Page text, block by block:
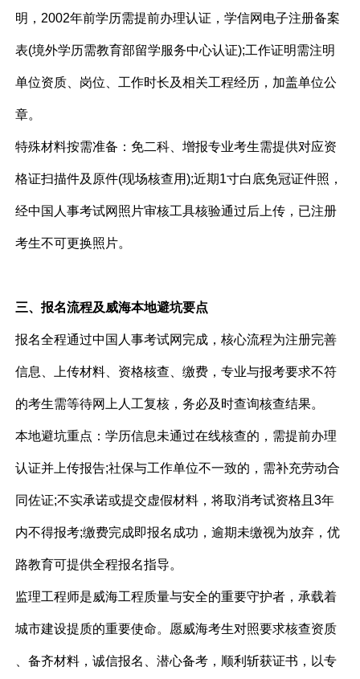
明，2002年前学历需提前办理认证，学信网电子注册备案
表(境外学历需教育部留学服务中心认证);工作证明需注明
单位资质、岗位、工作时长及相关工程经历，加盖单位公
章。
特殊材料按需准备：免二科、增报专业考生需提供对应资
格证扫描件及原件(现场核查用);近期1寸白底免冠证件照，
经中国人事考试网照片审核工具核验通过后上传，已注册
考生不可更换照片。
三、报名流程及威海本地避坑要点
报名全程通过中国人事考试网完成，核心流程为注册完善
信息、上传材料、资格核查、缴费，专业与报考要求不符
的考生需等待网上人工复核，务必及时查询核查结果。
本地避坑重点：学历信息未通过在线核查的，需提前办理
认证并上传报告;社保与工作单位不一致的，需补充劳动合
同佐证;不实承诺或提交虚假材料，将取消考试资格且3年
内不得报考;缴费完成即报名成功，逾期未缴视为放弃，优
路教育可提供全程报名指导。
监理工程师是威海工程质量与安全的重要守护者，承载着
城市建设提质的重要使命。愿威海考生对照要求核查资质
、备齐材料，诚信报名、潜心备考，顺利斩获证书，以专